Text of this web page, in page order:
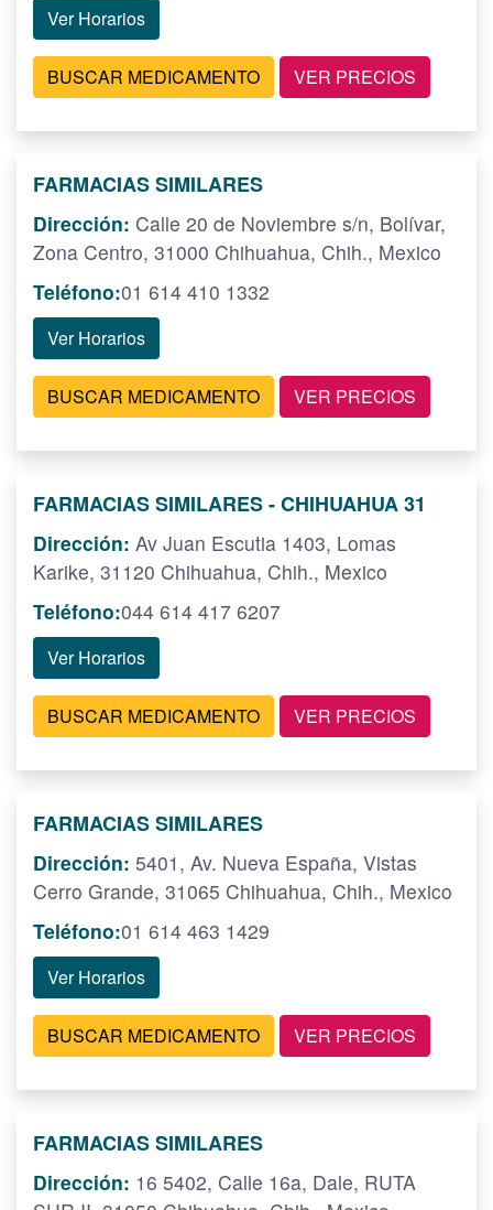
Ver Horarios
BUSCAR MEDICAMENTO VER PRECIOS
FARMACIAS SIMILARES
Dirección: Calle 20 de Noviembre s/n, Bolívar,
Zona Centro, 31000 Chihuahua, Chih., Mexico
Teléfono:01 614 410 1332
Ver Horarios
BUSCAR MEDICAMENTO VER PRECIOS
FARMACIAS SIMILARES - CHIHUAHUA 31
Dirección: Av Juan Escutia 1403, Lomas
Karike, 31120 Chihuahua, Chih., Mexico
Teléfono:044 614 417 6207
Ver Horarios
BUSCAR MEDICAMENTO VER PRECIOS
FARMACIAS SIMILARES
Dirección: 5401, Av. Nueva España, Vistas
Cerro Grande, 31065 Chihuahua, Chih., Mexico
Teléfono:01 614 463 1429
Ver Horarios
BUSCAR MEDICAMENTO VER PRECIOS
FARMACIAS SIMILARES
Dirección: 16 5402, Calle 16a, Dale, RUTA